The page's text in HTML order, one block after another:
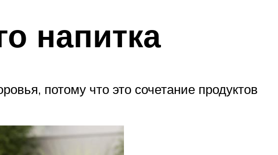
напитка
потому что это сочетание продуктов